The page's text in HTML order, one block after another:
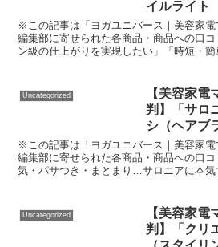
イルライト
際に使って
※この記事は「ヨガユニバース｜美容家
編集部に寄せられた各商品・商品への口
ン級の仕上がりを実現したい」「時短・
Uncategorized
【美容家電
判】「サロ
シ（ヘアブ
際に使って
※この記事は「ヨガユニバース｜美容家
編集部に寄せられた各商品・商品への口
気・パサつき・まとまり…サロニアに本
Uncategorized
【美容家電
判】「クリ